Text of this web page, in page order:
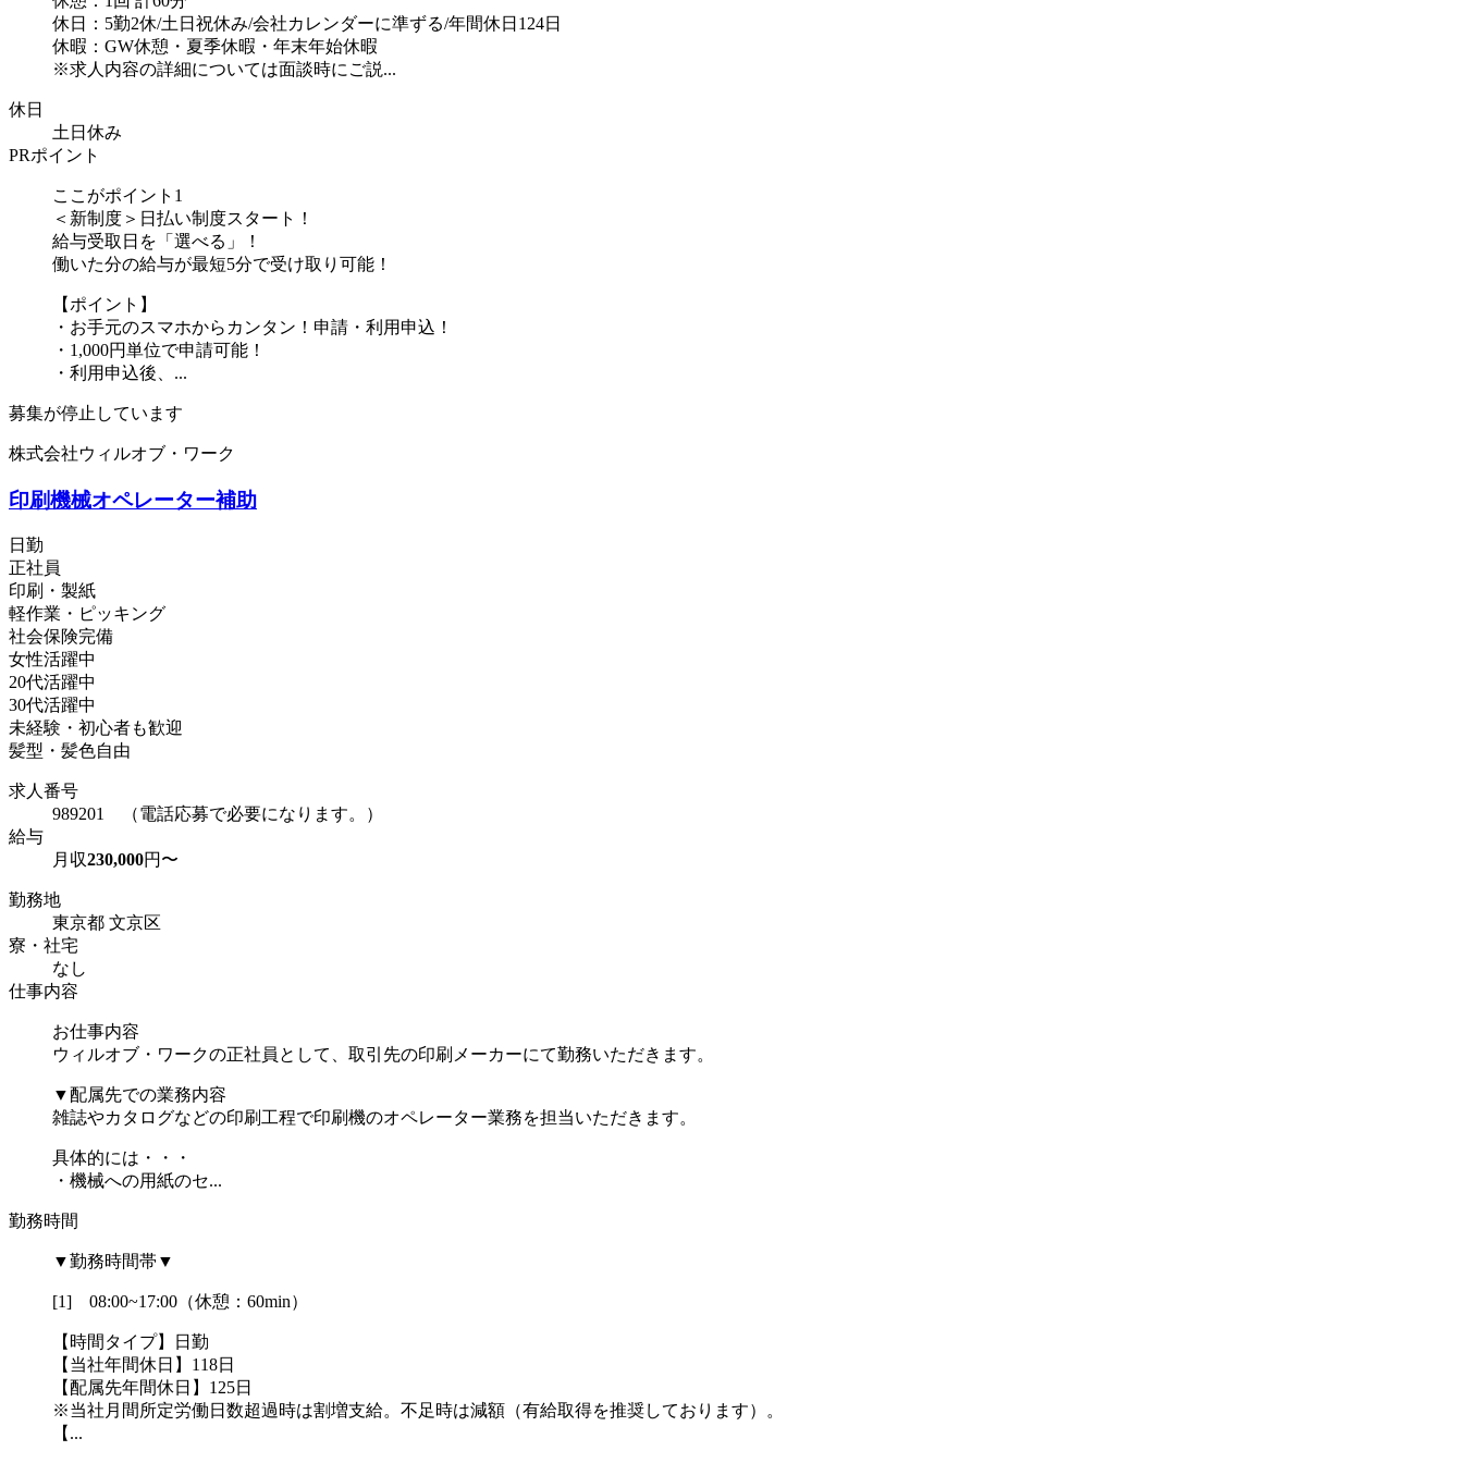
休日：5勤2休/土日祝休み/会社カレンダーに準ずる/年間休日124日
休暇：GW休憩・夏季休暇・年末年始休暇
※求人内容の詳細については面談時にご説...
休日
土日休み
PRポイント
ここがポイント1
＜新制度＞日払い制度スタート！
給与受取日を「選べる」！
働いた分の給与が最短5分で受け取り可能！
【ポイント】
・お手元のスマホからカンタン！申請・利用申込！
・1,000円単位で申請可能！
・利用申込後、...
募集が停止しています
株式会社ウィルオブ・ワーク
印刷機械オペレーター補助
日勤
正社員
印刷・製紙
軽作業・ピッキング
社会保険完備
女性活躍中
20代活躍中
30代活躍中
未経験・初心者も歓迎
髪型・髪色自由
求人番号
989201 （電話応募で必要になります。）
給与
月収230,000円〜
勤務地
東京都 文京区
寮・社宅
なし
仕事内容
お仕事内容
ウィルオブ・ワークの正社員として、取引先の印刷メーカーにて勤務いただきます。
▼配属先での業務内容
雑誌やカタログなどの印刷工程で印刷機のオペレーター業務を担当いただきます。
具体的には・・・
・機械への用紙のセ...
勤務時間
▼勤務時間帯▼
[1] 08:00~17:00（休憩：60min）
【時間タイプ】日勤
【当社年間休日】118日
【配属先年間休日】125日
※当社月間所定労働日数超過時は割増支給。不足時は減額（有給取得を推奨しております）。
【...